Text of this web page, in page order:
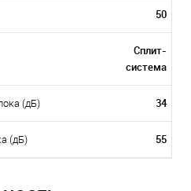
50
Сплит-
система
(дБ) 34
(дБ) 55